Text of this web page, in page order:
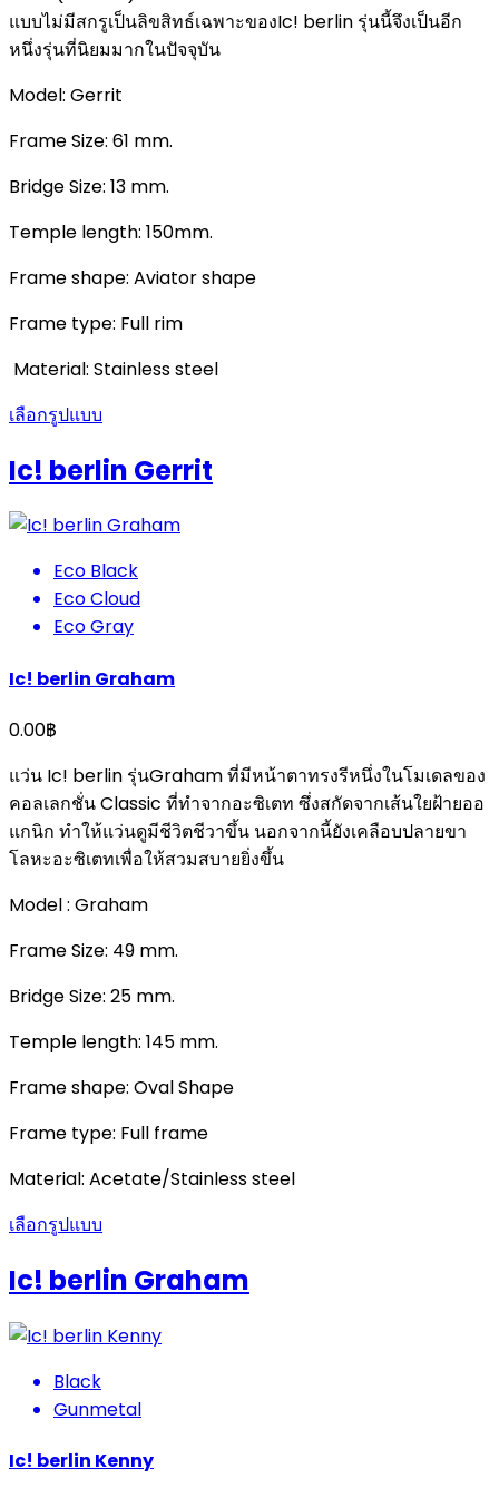
แบบไม่มีสกรูเป็นลิขสิทธ์เฉพาะของIc! berlin รุ่นนี้จึงเป็นอีก
หนึ่งรุ่นที่นิยมมากในปัจจุบัน
Model: Gerrit
Frame Size: 61 mm.
Bridge Size: 13 mm.
Temple length: 150mm.
Frame shape: Aviator shape
Frame type: Full rim
Material: Stainless steel
เลือกรูปแบบ
Ic! berlin Gerrit
Eco Black
Eco Cloud
Eco Gray
Ic! berlin Graham
0.00฿
แว่น Ic! berlin รุ่นGraham ที่มีหน้าตาทรงรีหนึ่งในโมเดลของ
คอลเลกชั่น Classic ที่ทำจากอะซิเตท ซึ่งสกัดจากเส้นใยฝ้ายออ
แกนิก ทำให้แว่นดูมีชีวิตชีวาขึ้น นอกจากนี้ยังเคลือบปลายขา
โลหะอะซิเตทเพื่อให้สวมสบายยิ่งขึ้น
Model : Graham
Frame Size: 49 mm.
Bridge Size: 25 mm.
Temple length: 145 mm.
Frame shape: Oval Shape
Frame type: Full frame
Material: Acetate/Stainless steel
เลือกรูปแบบ
Ic! berlin Graham
Black
Gunmetal
Ic! berlin Kenny